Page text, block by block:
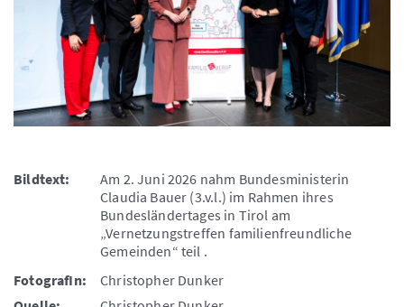
Bildtext:
Am 2. Juni 2026 nahm Bundesministerin
Claudia Bauer (3.v.l.) im Rahmen ihres
Bundesländertages in Tirol am
„Vernetzungstreffen familienfreundliche
Gemeinden“ teil .
FotografIn:
Christopher Dunker